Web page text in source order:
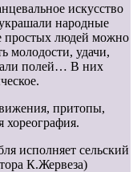
искусство
народные
простых людей можно
молодости, удачи,
полей… В них
притопы,
хореография.
исполняет сельский
К.Жервеза)